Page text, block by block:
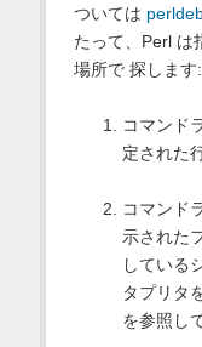
ついては
たって、Perl は
場所で 探します:
コマンド
定された行
コマンド
示された
している
タプリタ
を参照し